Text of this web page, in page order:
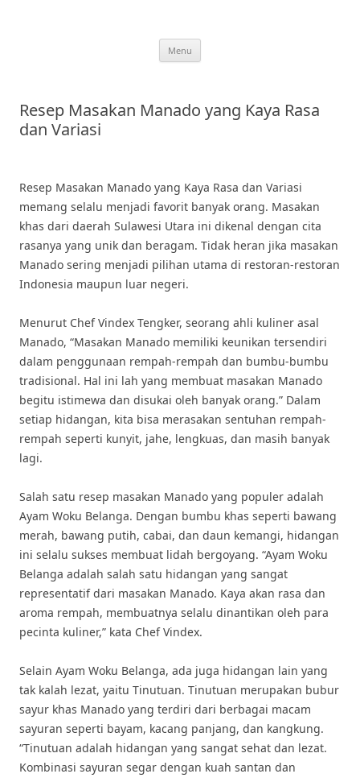
Menu
Resep Masakan Manado yang Kaya Rasa
dan Variasi
Resep Masakan Manado yang Kaya Rasa dan Variasi
memang selalu menjadi favorit banyak orang. Masakan
khas dari daerah Sulawesi Utara ini dikenal dengan cita
rasanya yang unik dan beragam. Tidak heran jika masakan
Manado sering menjadi pilihan utama di restoran-restoran
Indonesia maupun luar negeri.
Menurut Chef Vindex Tengker, seorang ahli kuliner asal
Manado, “Masakan Manado memiliki keunikan tersendiri
dalam penggunaan rempah-rempah dan bumbu-bumbu
tradisional. Hal ini lah yang membuat masakan Manado
begitu istimewa dan disukai oleh banyak orang.” Dalam
setiap hidangan, kita bisa merasakan sentuhan rempah-
rempah seperti kunyit, jahe, lengkuas, dan masih banyak
lagi.
Salah satu resep masakan Manado yang populer adalah
Ayam Woku Belanga. Dengan bumbu khas seperti bawang
merah, bawang putih, cabai, dan daun kemangi, hidangan
ini selalu sukses membuat lidah bergoyang. “Ayam Woku
Belanga adalah salah satu hidangan yang sangat
representatif dari masakan Manado. Kaya akan rasa dan
aroma rempah, membuatnya selalu dinantikan oleh para
pecinta kuliner,” kata Chef Vindex.
Selain Ayam Woku Belanga, ada juga hidangan lain yang
tak kalah lezat, yaitu Tinutuan. Tinutuan merupakan bubur
sayur khas Manado yang terdiri dari berbagai macam
sayuran seperti bayam, kacang panjang, dan kangkung.
“Tinutuan adalah hidangan yang sangat sehat dan lezat.
Kombinasi sayuran segar dengan kuah santan dan